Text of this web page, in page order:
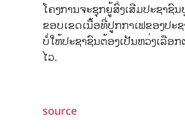
ໂຄງການຈະຊຸກຍູ້ສົ່ງເສີມປະຊາຊົ
ຂອບເຂດເນື້ອທີ່ປູກກາເຟຂອງປະ
ບໍ່ໃຫ້ປະຊາຊົນຕ້ອງເປັນຫວ່ງເລື
ໄວ.
source